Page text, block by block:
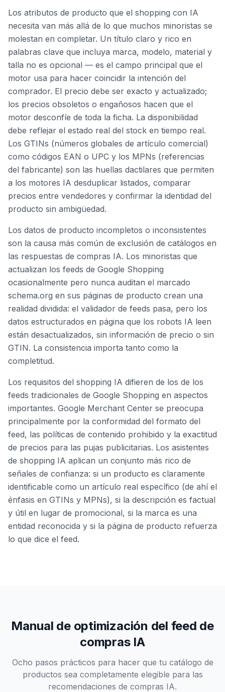
Los atributos de producto que el shopping con IA
necesita van más allá de lo que muchos minoristas se
molestan en completar. Un título claro y rico en
palabras clave que incluya marca, modelo, material y
talla no es opcional — es el campo principal que el
motor usa para hacer coincidir la intención del
comprador. El precio debe ser exacto y actualizado;
los precios obsoletos o engañosos hacen que el
motor desconfíe de toda la ficha. La disponibilidad
debe reflejar el estado real del stock en tiempo real.
Los GTINs (números globales de artículo comercial)
como códigos EAN o UPC y los MPNs (referencias
del fabricante) son las huellas dactilares que permiten
a los motores IA desduplicar listados, comparar
precios entre vendedores y confirmar la identidad del
producto sin ambigüedad.
Los datos de producto incompletos o inconsistentes
son la causa más común de exclusión de catálogos en
las respuestas de compras IA. Los minoristas que
actualizan los feeds de Google Shopping
ocasionalmente pero nunca auditan el marcado
schema.org en sus páginas de producto crean una
realidad dividida: el validador de feeds pasa, pero los
datos estructurados en página que los robots IA leen
están desactualizados, sin información de precio o sin
GTIN. La consistencia importa tanto como la
completitud.
Los requisitos del shopping IA difieren de los de los
feeds tradicionales de Google Shopping en aspectos
importantes. Google Merchant Center se preocupa
principalmente por la conformidad del formato del
feed, las políticas de contenido prohibido y la exactitud
de precios para las pujas publicitarias. Los asistentes
de shopping IA aplican un conjunto más rico de
señales de confianza: si un producto es claramente
identificable como un artículo real específico (de ahí el
énfasis en GTINs y MPNs), si la descripción es factual
y útil en lugar de promocional, si la marca es una
entidad reconocida y si la página de producto refuerza
lo que dice el feed.
Manual de optimización del feed de
compras IA
Ocho pasos prácticos para hacer que tu catálogo de
productos sea completamente elegible para las
recomendaciones de compras IA.